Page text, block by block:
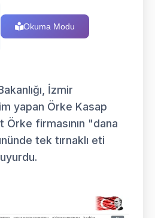
Okuma Modu
İzmir
yapan Örke Kasap
Örke firmasının "dana
tek tırnaklı eti